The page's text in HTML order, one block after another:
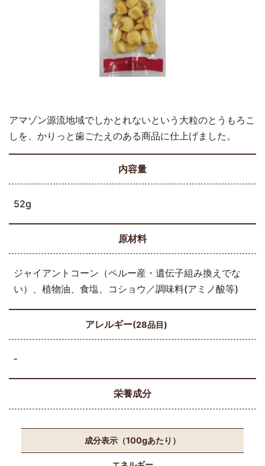
アマゾン源流地域でしかとれないという大粒のとうもろこ
しを、かりっと歯ごたえのある商品に仕上げました。
内容量
52g
原材料
ジャイアントコーン（ペルー産・遺伝子組み換えでな
い）、植物油、食塩、コショウ／調味料(アミノ酸等)
アレルギー(28品目)
‐
栄養成分
成分表示（100gあたり）